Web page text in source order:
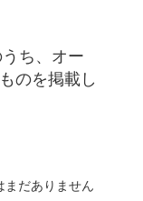
ち、オー
のを掲載し
まだありません